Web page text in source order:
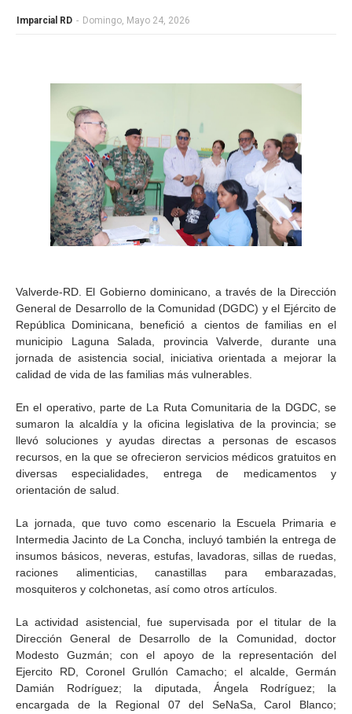
Imparcial RD - Domingo, Mayo 24, 2026
Valverde-RD. El Gobierno dominicano, a través de la Dirección
General de Desarrollo de la Comunidad (DGDC) y el Ejército de
República Dominicana, benefició a cientos de familias en el
municipio Laguna Salada, provincia Valverde, durante una
jornada de asistencia social, iniciativa orientada a mejorar la
calidad de vida de las familias más vulnerables.
En el operativo, parte de La Ruta Comunitaria de la DGDC, se
sumaron la alcaldía y la oficina legislativa de la provincia; se
llevó soluciones y ayudas directas a personas de escasos
recursos, en la que se ofrecieron servicios médicos gratuitos en
diversas especialidades, entrega de medicamentos y
orientación de salud.
La jornada, que tuvo como escenario la Escuela Primaria e
Intermedia Jacinto de La Concha, incluyó también la entrega de
insumos básicos, neveras, estufas, lavadoras, sillas de ruedas,
raciones alimenticias, canastillas para embarazadas,
mosquiteros y colchonetas, así como otros artículos.
La actividad asistencial, fue supervisada por el titular de la
Dirección General de Desarrollo de la Comunidad, doctor
Modesto Guzmán; con el apoyo de la representación del
Ejercito RD, Coronel Grullón Camacho; el alcalde, Germán
Damián Rodríguez; la diputada, Ángela Rodríguez; la
encargada de la Regional 07 del SeNaSa, Carol Blanco;